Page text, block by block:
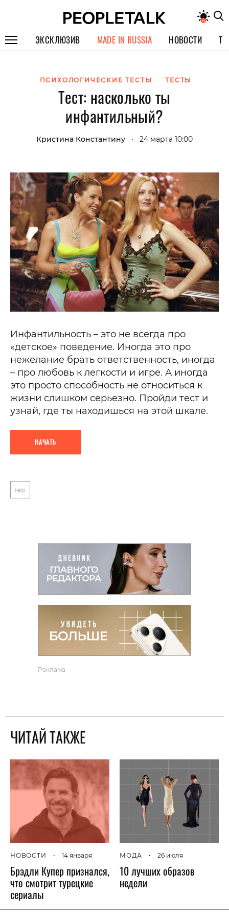
ЭКСКЛЮЗИВ
СПЕЦПРОЕКТЫ
ИНТЕРВЬЮ
ПОКОЛЕНИЕ
MADE IN RUSSIA НОВОСТИ
ПСИХОЛОГИЧЕСКИЕ ТЕСТЫ ТЕСТЫ
Тест: насколько ты
инфантильный?
Кристина Константину • 24 марта 10:00
Инфантильность – это не всегда про
«детское» поведение. Иногда это про
нежелание брать ответственность, иногда
– про любовь к легкости и игре. А иногда
это просто способность не относиться к
жизни слишком серьезно. Пройди тест и
узнай, где ты находишься на этой шкале.
НАЧАТЬ
тест
Реклама
ЧИТАЙ ТАКЖЕ
НОВОСТИ • 14 января
Брэдли Купер признался,
что смотрит турецкие
сериалы
МОДА • 26 июля
10 лучших образов
недели